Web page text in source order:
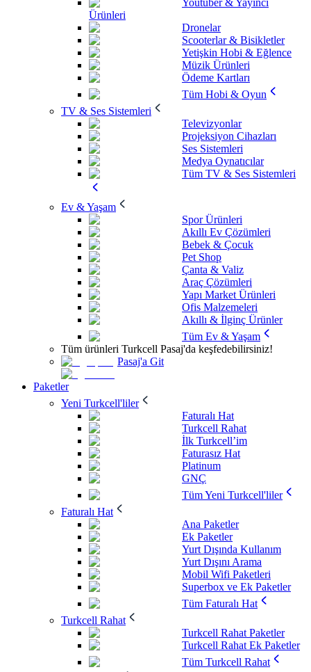
Youtuber & Yayıncı
Ürünleri
Dronelar
Scooterlar & Bisikletler
Yetişkin Hobi & Eğlence
Müzik Ürünleri
Ödeme Kartları
Tüm Hobi & Oyun
TV & Ses Sistemleri
Televizyonlar
Projeksiyon Cihazları
Ses Sistemleri
Medya Oynatıcılar
Tüm TV & Ses Sistemleri
Ev & Yaşam
Spor Ürünleri
Akıllı Ev Çözümleri
Bebek & Çocuk
Pet Shop
Çanta & Valiz
Araç Çözümleri
Yapı Market Ürünleri
Ofis Malzemeleri
Akıllı & İlginç Ürünler
Tüm Ev & Yaşam
Tüm ürünleri Turkcell Pasaj'da keşfedebilirsiniz!
Pasaj'a Git
Paketler
Yeni Turkcell'liler
Faturalı Hat
Turkcell Rahat
İlk Turkcell’im
Faturasız Hat
Platinum
GNÇ
Tüm Yeni Turkcell'liler
Faturalı Hat
Ana Paketler
Ek Paketler
Yurt Dışında Kullanım
Yurt Dışını Arama
Mobil Wifi Paketleri
Superbox ve Ek Paketler
Tüm Faturalı Hat
Turkcell Rahat
Turkcell Rahat Paketler
Turkcell Rahat Ek Paketler
Tüm Turkcell Rahat